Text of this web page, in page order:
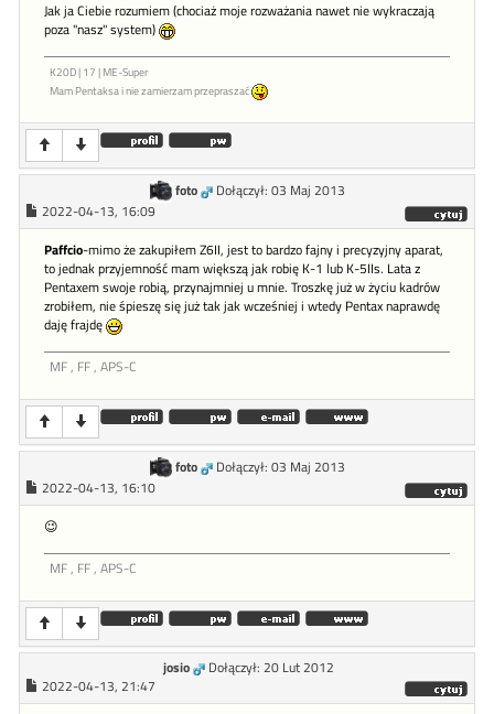
Jak ja Ciebie rozumiem (chociaż moje rozważania nawet nie wykraczają
poza "nasz" system)
K20D | 17 | ME-Super
Mam Pentaksa i nie zamierzam przepraszać
foto
Dołączył: 03 Maj 2013
2022-04-13, 16:09
Paffcio-mimo że zakupiłem Z6II, jest to bardzo fajny i precyzyjny aparat,
to jednak przyjemność mam większą jak robię K-1 lub K-5IIs. Lata z
Pentaxem swoje robią, przynajmniej u mnie. Troszkę już w życiu kadrów
zrobiłem, nie śpieszę się już tak jak wcześniej i wtedy Pentax naprawdę
daję frajdę
MF , FF , APS-C
foto
Dołączył: 03 Maj 2013
2022-04-13, 16:10
😉
MF , FF , APS-C
josio
Dołączył: 20 Lut 2012
2022-04-13, 21:47